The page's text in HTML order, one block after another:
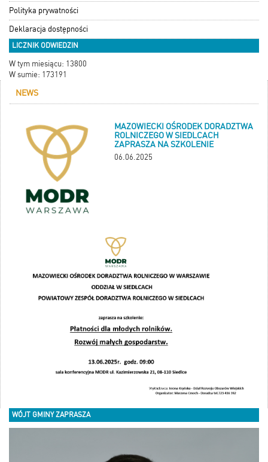
Polityka prywatności
Deklaracja dostępności
LICZNIK ODWIEDZIN
W tym miesiącu: 13800
W sumie: 173191
NEWS
MAZOWIECKI OŚRODEK DORADZTWA
ROLNICZEGO W SIEDLCACH
ZAPRASZA NA SZKOLENIE
06.06.2025
WÓJT GMINY ZAPRASZA